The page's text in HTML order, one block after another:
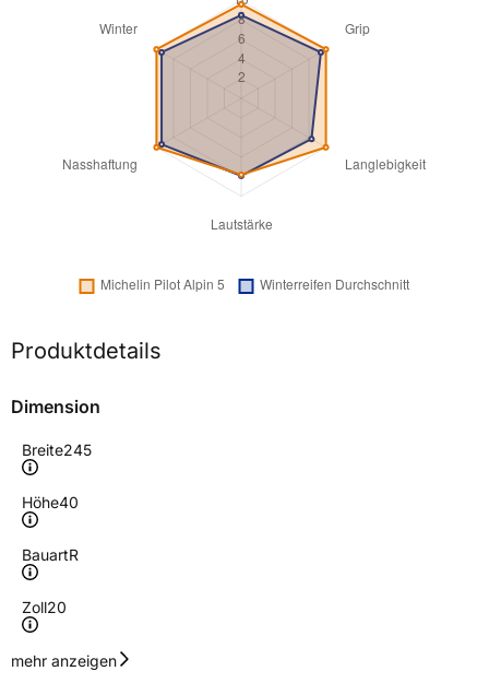
Produktdetails
Dimension
Breite245
Höhe40
BauartR
Zoll20
Geschwindigkeitsindex
mehr anzeigen